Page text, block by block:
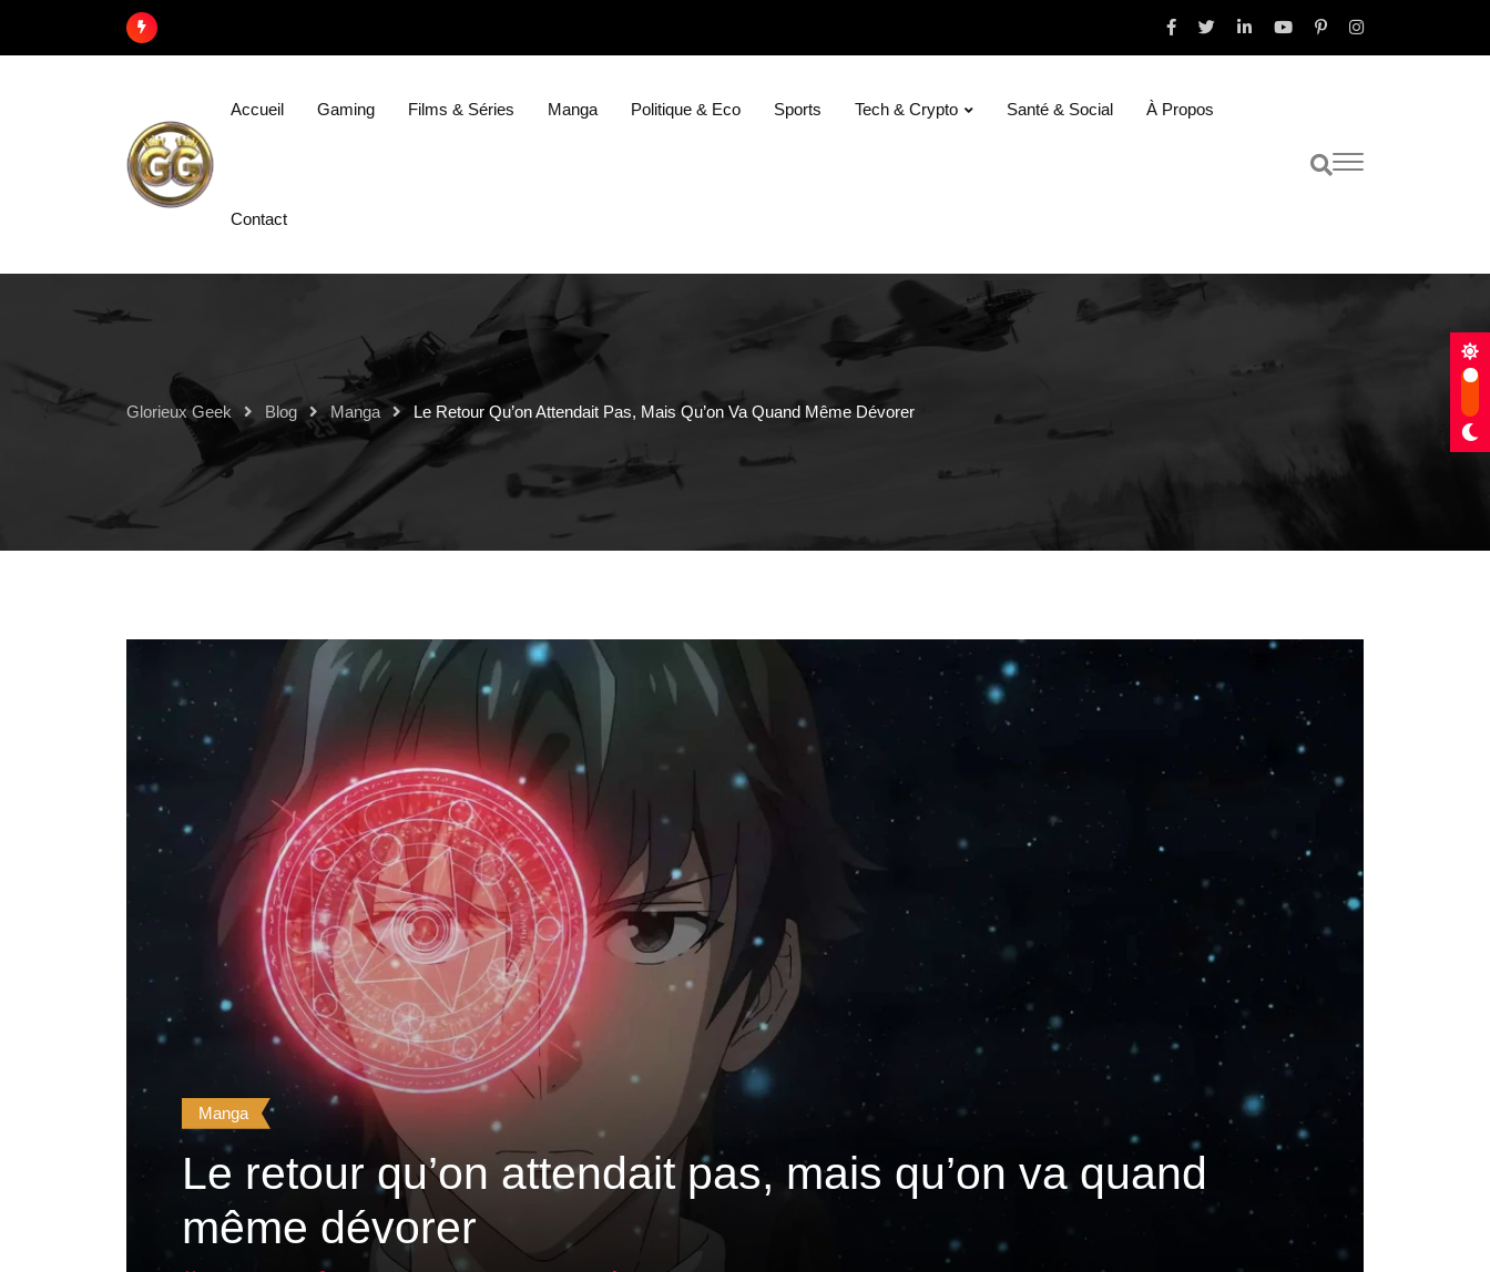
Accueil Gaming Films & Séries Manga Politique & Eco Sports Tech & Crypto Santé & Social À Propos
Contact
Glorieux Geek Blog Manga Le Retour Qu’on Attendait Pas, Mais Qu’on Va Quand Même Dévorer
Manga
Le retour qu’on attendait pas, mais qu’on va quand
même dévorer